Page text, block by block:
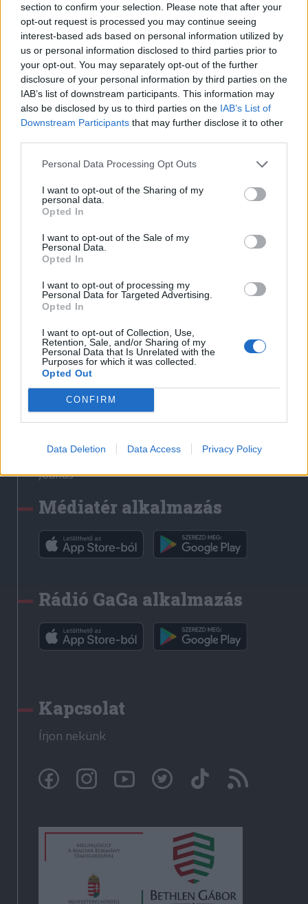
section to confirm your selection. Please note that after your
opt-out request is processed you may continue seeing
interest-based ads based on personal information utilized by
us or personal information disclosed to third parties prior to
your opt-out. You may separately opt-out of the further
disclosure of your personal information by third parties on the
IAB’s list of downstream participants. This information may
also be disclosed by us to third parties on the IAB’s List of
Downstream Participants that may further disclose it to other
Personal Data Processing Opt Outs
I want to opt-out of the Sharing of my
personal data.
Opted In
I want to opt-out of the Sale of my
Personal Data.
Opted In
I want to opt-out of processing my
Personal Data for Targeted Advertising.
Opted In
I want to opt-out of Collection, Use,
Retention, Sale, and/or Sharing of my
Personal Data that Is Unrelated with the
Purposes for which it was collected.
Opted Out
CONFIRM
Data Deletion Data Access Privacy Policy
Hasznos
Impresszum
Szerzői jogok
Adatvédelmi tájékoztató
Cookie-kezelési tájékoztató
Hozzászólási szabályzat
Nyomtatott lapjaink archívuma
Székely Hírmondó archívuma
Sütibeállítások
Médiatér
Liget
Krónika
Bihari Napló
Erdélyi Napló
Főtér
Rádió GaGa
Jóállás
Médiatér alkalmazás
Rádió GaGa alkalmazás
Kapcsolat
Írjon nekünk